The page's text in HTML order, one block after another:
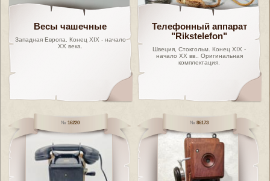
Весы чашечные
Западная Европа. Конец XIX - начало
XX века.
Телефонный аппарат
"Rikstelefon"
Швеция, Стокгольм. Конец XIX -
начало XX вв.. Оригинальная
комплектация.
16220 86173